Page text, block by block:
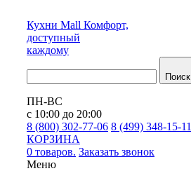
Кухни Mall Комфорт,
доступный
каждому
Поиск
ПН-ВС
с 10:00 до 20:00
8 (800) 302-77-06 8 (499) 348-15-11
КОРЗИНА
0 товаров. Заказать звонок
Меню